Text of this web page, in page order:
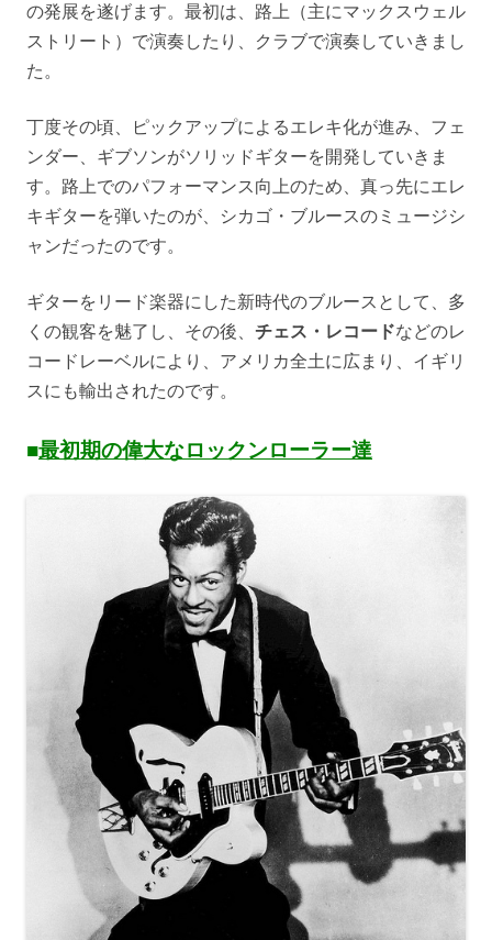
の発展を遂げます。最初は、路上（主にマックスウェル
ストリート）で演奏したり、クラブで演奏していきまし
た。
丁度その頃、ピックアップによるエレキ化が進み、フェ
ンダー、ギブソンがソリッドギターを開発していきま
す。路上でのパフォーマンス向上のため、真っ先にエレ
キギターを弾いたのが、シカゴ・ブルースのミュージシ
ャンだったのです。
ギターをリード楽器にした新時代のブルースとして、多
くの観客を魅了し、その後、 チェス・レコードなどのレ
コードレーベルにより、アメリカ全土に広まり、イギリ
スにも輸出されたのです。
■最初期の偉大なロックンローラー達